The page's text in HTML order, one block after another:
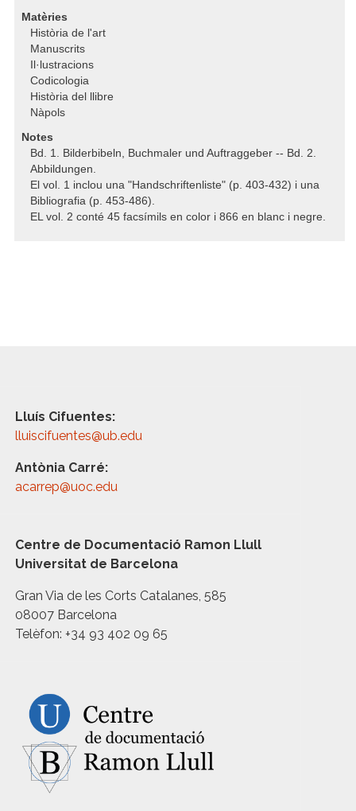
Matèries
Història de l'art
Manuscrits
Il·lustracions
Codicologia
Història del llibre
Nàpols
Notes
Bd. 1. Bilderbibeln, Buchmaler und Auftraggeber -- Bd. 2.
Abbildungen.
El vol. 1 inclou una "Handschriftenliste" (p. 403-432) i una
Bibliografia (p. 453-486).
EL vol. 2 conté 45 facsímils en color i 866 en blanc i negre.
Lluís Cifuentes:
lluiscifuentes@ub.edu
Antònia Carré:
acarrep@uoc.edu
Centre de Documentació Ramon Llull
Universitat de Barcelona
Gran Via de les Corts Catalanes, 585
08007 Barcelona
Telèfon: +34 93 402 09 65